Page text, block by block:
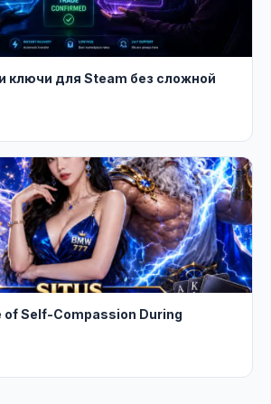
ключи для Steam без сложной
of Self-Compassion During